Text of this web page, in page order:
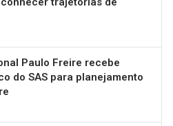
Paulo Freire recebe
do SAS para planejamento